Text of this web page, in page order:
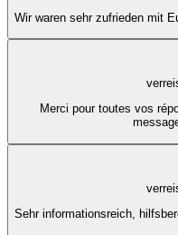
Wir waren sehr zufrieden mit
Merci pour toutes vos
Sehr informationsreich,